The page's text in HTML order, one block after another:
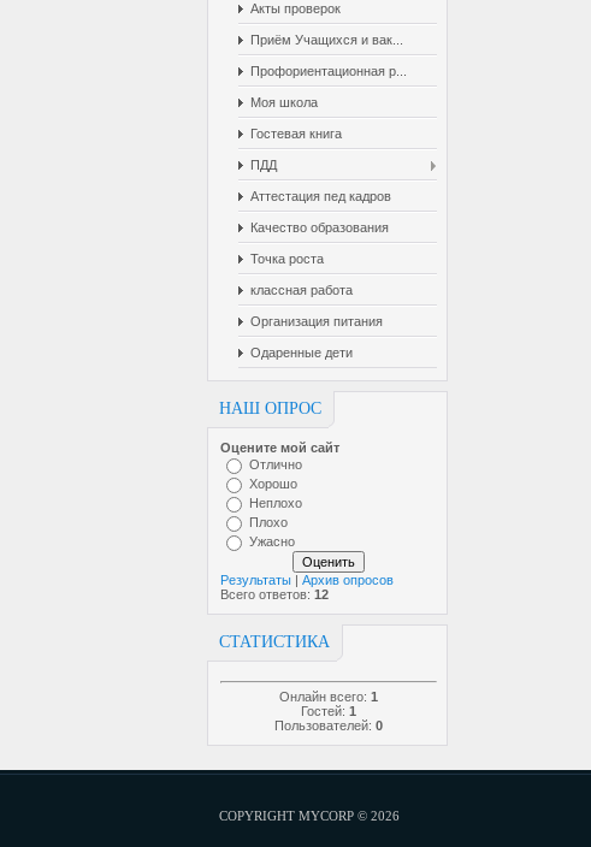
Акты проверок
Приём Учащихся и вак...
Профориентационная р...
Моя школа
Гостевая книга
ПДД
Аттестация пед кадров
Качество образования
Точка роста
классная работа
Организация питания
Одаренные дети
НАШ ОПРОС
Оцените мой сайт
Отлично
Хорошо
Неплохо
Плохо
Ужасно
Результаты | Архив опросов
Всего ответов: 12
СТАТИСТИКА
Онлайн всего: 1
Гостей: 1
Пользователей: 0
COPYRIGHT MYCORP © 2026